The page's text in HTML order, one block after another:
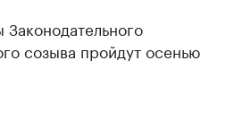
созыва пройдут осенью